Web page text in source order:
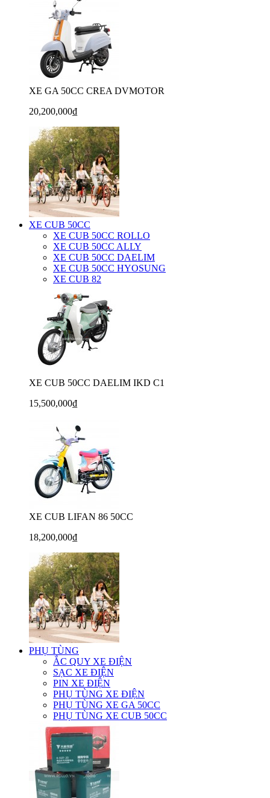
XE GA 50CC CREA DVMOTOR
20,200,000₫
XE CUB 50CC
XE CUB 50CC ROLLO
XE CUB 50CC ALLY
XE CUB 50CC DAELIM
XE CUB 50CC HYOSUNG
XE CUB 82
XE CUB 50CC DAELIM IKD C1
15,500,000₫
XE CUB LIFAN 86 50CC
18,200,000₫
PHỤ TÙNG
ẮC QUY XE ĐIỆN
SẠC XE ĐIỆN
PIN XE ĐIỆN
PHỤ TÙNG XE ĐIỆN
PHỤ TÙNG XE GA 50CC
PHỤ TÙNG XE CUB 50CC